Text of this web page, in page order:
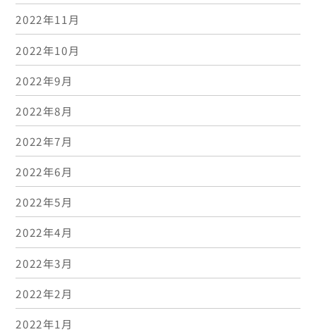
2022年11月
2022年10月
2022年9月
2022年8月
2022年7月
2022年6月
2022年5月
2022年4月
2022年3月
2022年2月
2022年1月